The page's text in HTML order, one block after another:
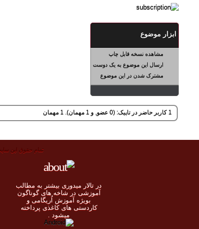
ابزار موضوع
مشاهده نسخه قابل چاپ
ارسال این موضوع به یک دوست
مشترک شدن در این موضوع
1 کاربر حاضر در تاپیک: (0 عضو, و 1 مهمان). 1 مهمان
تمام حقوق اين
در تالار میدوری بيشتر به مطالب
آموزشی در شاخه های گوناگون
بویژه آموزش اُريگامی و
کاردستی های کاغذی پرداخته
ميشود .